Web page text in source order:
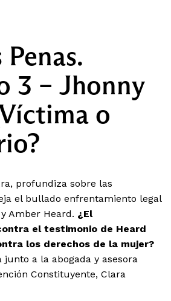
3 – Jhonny
o
profundiza sobre las
el bullado enfrentamiento legal
Amber Heard. ¿El
el testimonio de Heard
los derechos de la mujer?
a la abogada y asesora
Constituyente, Clara